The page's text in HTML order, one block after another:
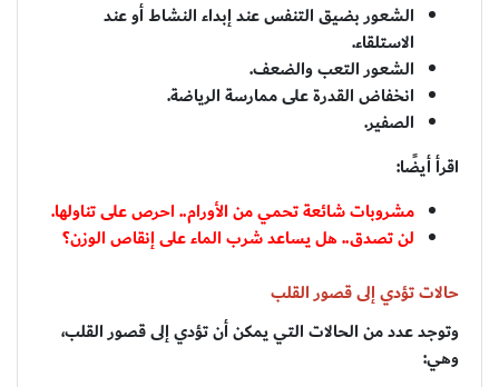
الشعور بضيق التنفس عند إبداء النشاط أو عند
الاستلقاء.
الشعور التعب والضعف.
انخفاض القدرة على ممارسة الرياضة.
الصفير.
اقرأ أيضًا:
مشروبات شائعة تحمي من الأورام.. احرص على تناولها.
لن تصدق.. هل يساعد شرب الماء على إنقاص الوزن؟
حالات تؤدي إلى قصور القلب
وتوجد عدد من الحالات التي يمكن أن تؤدي إلى قصور القلب،
وهي: